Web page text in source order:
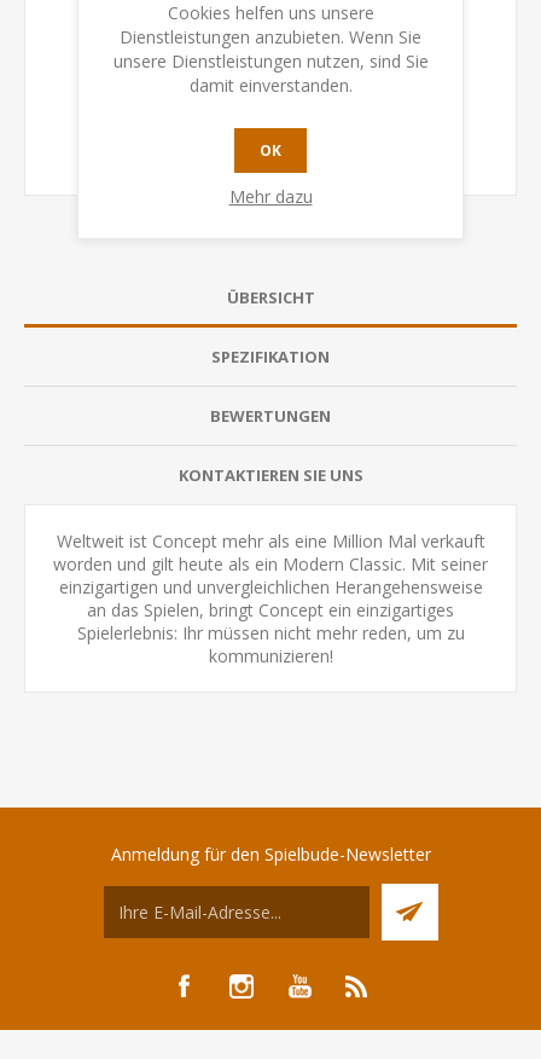
ÜBERSICHT
SPEZIFIKATION
BEWERTUNGEN
KONTAKTIEREN SIE UNS
Weltweit ist Concept mehr als eine Million Mal verkauft
worden und gilt heute als ein Modern Classic. Mit seiner
einzigartigen und unvergleichlichen Herangehensweise
an das Spielen, bringt Concept ein einzigartiges
Spielerlebnis: Ihr müssen nicht mehr reden, um zu
kommunizieren!
Anmeldung für den Spielbude-Newsletter
Cookies helfen uns unsere
Dienstleistungen anzubieten. Wenn Sie
unsere Dienstleistungen nutzen, sind Sie
damit einverstanden.
OK
Mehr dazu